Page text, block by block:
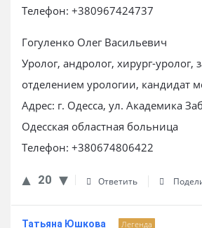
Телефон: +380967424737
Гогуленко Олег Васильевич
Уролог, андролог, хирург-уролог,
отделением урологии, кандидат
Адрес: г. Одесса, ул. Академика
Одесская областная больница
Телефон: +380674806422
20 Ответить
Татьяна Юшкова Легенда